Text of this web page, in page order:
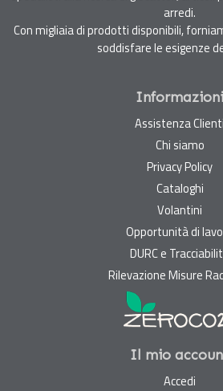
arredi.
Con migliaia di prodotti disponibili,
soddisfare le esigenze
Informazioni
Assistenza Clienti
Chi siamo
Privacy Policy
Cataloghi
Volantini
Opportunità di
DURC e
Rilevazione Misure
Il mio
Accedi